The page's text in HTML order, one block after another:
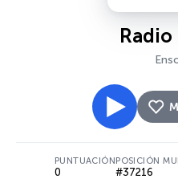
PUNTUACIÓN
0
POSICIÓN
#37216